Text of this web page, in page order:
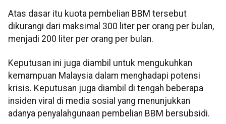
Atas dasar itu kuota pembelian BBM tersebut
dikurangi dari maksimal 300 liter per orang per bulan,
menjadi 200 liter per orang per bulan.
Keputusan ini juga diambil untuk mengukuhkan
kemampuan Malaysia dalam menghadapi potensi
krisis. Keputusan juga diambil di tengah beberapa
insiden viral di media sosial yang menunjukkan
adanya penyalahgunaan pembelian BBM bersubsidi.